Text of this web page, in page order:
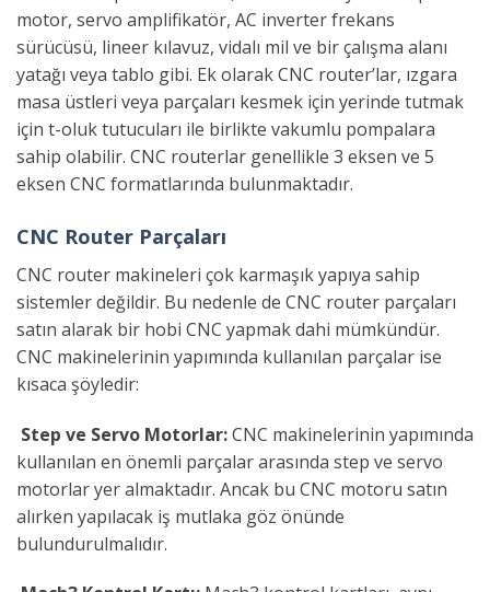
motor, servo amplifikatör, AC inverter frekans
sürücüsü, lineer kılavuz, vidalı mil ve bir çalışma alanı
yatağı veya tablo gibi. Ek olarak CNC router’lar, ızgara
masa üstleri veya parçaları kesmek için yerinde tutmak
için t-oluk tutucuları ile birlikte vakumlu pompalara
sahip olabilir. CNC routerlar genellikle 3 eksen ve 5
eksen CNC formatlarında bulunmaktadır.
CNC Router Parçaları
CNC router makineleri çok karmaşık yapıya sahip
sistemler değildir. Bu nedenle de CNC router parçaları
satın alarak bir hobi CNC yapmak dahi mümkündür.
CNC makinelerinin yapımında kullanılan parçalar ise
kısaca şöyledir:
Step ve Servo Motorlar:CNC makinelerinin yapımında
kullanılan en önemli parçalar arasında step ve servo
motorlar yer almaktadır. Ancak bu CNC motoru satın
alırken yapılacak iş mutlaka göz önünde
bulundurulmalıdır.